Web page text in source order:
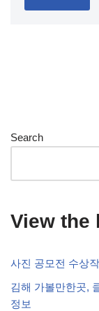
Search
View the
사진 공모전 수상
김해 가볼만한곳,
정보